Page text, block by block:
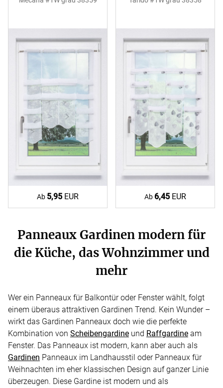
Ab 5,95 EUR Ab 6,45 EUR
Panneaux Gardinen modern für
die Küche, das Wohnzimmer und
mehr
Wer ein Panneaux für Balkontür oder Fenster wählt, folgt
einem überaus attraktiven Gardinen Trend. Kein Wunder –
wirkt das Gardinen Panneaux doch wie die perfekte
Kombination von Scheibengardine und Raffgardine am
Fenster. Das Panneaux ist modern, kann aber auch als
Gardinen Panneaux im Landhausstil oder Panneaux für
Weihnachten im eher klassischen Design auf ganzer Linie
überzeugen. Diese Gardine ist modern und als